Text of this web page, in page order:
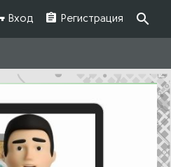
Вход Регистрация